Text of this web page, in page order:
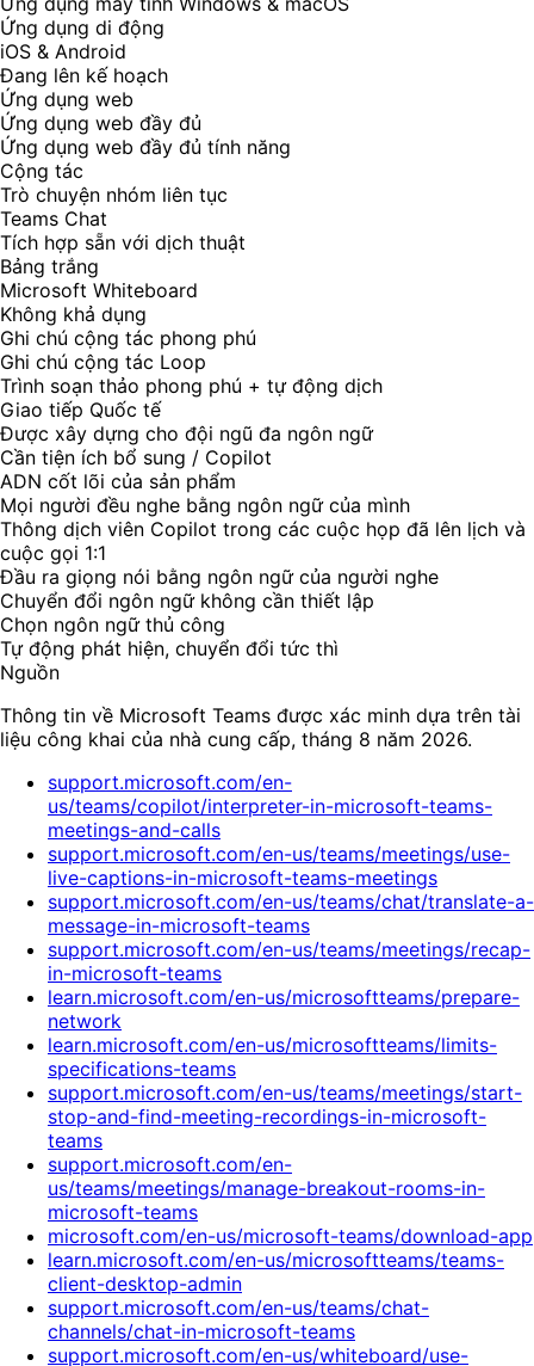
Ứng dụng di động
iOS & Android
Đang lên kế hoạch
Ứng dụng web
Ứng dụng web đầy đủ
Ứng dụng web đầy đủ tính năng
Cộng tác
Trò chuyện nhóm liên tục
Teams Chat
Tích hợp sẵn với dịch thuật
Bảng trắng
Microsoft Whiteboard
Không khả dụng
Ghi chú cộng tác phong phú
Ghi chú cộng tác Loop
Trình soạn thảo phong phú + tự động dịch
Giao tiếp Quốc tế
Được xây dựng cho đội ngũ đa ngôn ngữ
Cần tiện ích bổ sung / Copilot
ADN cốt lõi của sản phẩm
Mọi người đều nghe bằng ngôn ngữ của mình
Thông dịch viên Copilot trong các cuộc họp đã lên lịch và
cuộc gọi 1:1
Đầu ra giọng nói bằng ngôn ngữ của người nghe
Chuyển đổi ngôn ngữ không cần thiết lập
Chọn ngôn ngữ thủ công
Tự động phát hiện, chuyển đổi tức thì
Nguồn
Thông tin về Microsoft Teams được xác minh dựa trên tài
liệu công khai của nhà cung cấp, tháng 8 năm 2026.
support.microsoft.com/en-
us/teams/copilot/interpreter-in-microsoft-teams-
meetings-and-calls
support.microsoft.com/en-us/teams/meetings/use-
live-captions-in-microsoft-teams-meetings
support.microsoft.com/en-us/teams/chat/translate-a-
message-in-microsoft-teams
support.microsoft.com/en-us/teams/meetings/recap-
in-microsoft-teams
learn.microsoft.com/en-us/microsoftteams/prepare-
network
learn.microsoft.com/en-us/microsoftteams/limits-
specifications-teams
support.microsoft.com/en-us/teams/meetings/start-
stop-and-find-meeting-recordings-in-microsoft-
teams
support.microsoft.com/en-
us/teams/meetings/manage-breakout-rooms-in-
microsoft-teams
microsoft.com/en-us/microsoft-teams/download-app
learn.microsoft.com/en-us/microsoftteams/teams-
client-desktop-admin
support.microsoft.com/en-us/teams/chat-
channels/chat-in-microsoft-teams
support.microsoft.com/en-us/whiteboard/use-